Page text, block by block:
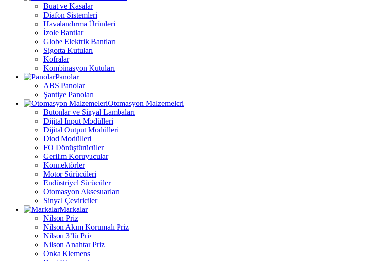
Buat ve Kasalar
Diafon Sistemleri
Havalandırma Ürünleri
İzole Bantlar
Globe Elektrik Bantları
Sigorta Kutuları
Kofralar
Kombinasyon Kutuları
Panolar
ABS Panolar
Şantiye Panoları
Otomasyon Malzemeleri
Butonlar ve Sinyal Lambaları
Dijital Input Modülleri
Dijital Output Modülleri
Diod Modülleri
FO Dönüştürücüler
Gerilim Koruyucular
Konnektörler
Motor Sürücüleri
Endüstriyel Sürücüler
Otomasyon Aksesuarları
Sinyal Çeviriciler
Markalar
Nilson Priz
Nilson Akım Korumalı Priz
Nilson 3’lü Priz
Nilson Anahtar Priz
Onka Klemens